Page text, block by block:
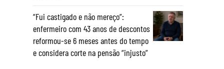
“Fui castigado e não mereço”:
enfermeiro com 43 anos de descontos
reformou-se 6 meses antes do tempo
e considera corte na pensão “injusto”